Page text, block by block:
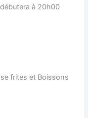
à 20h00
frites et Boissons